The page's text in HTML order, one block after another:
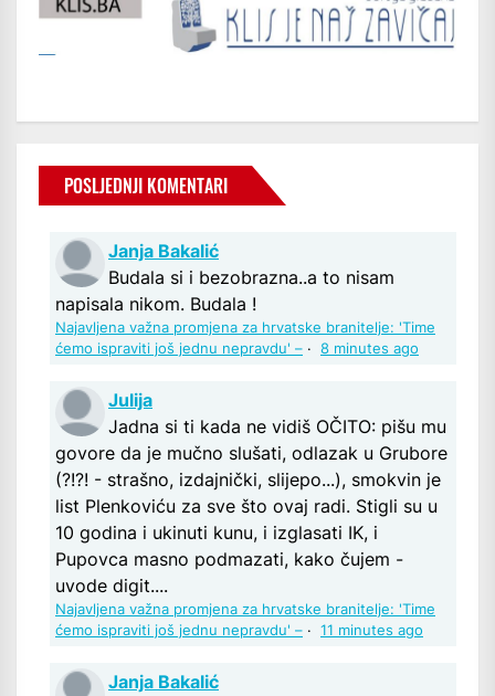
POSLJEDNJI KOMENTARI
Janja Bakalić
Budala si i bezobrazna..a to nisam
napisala nikom. Budala !
Najavljena važna promjena za hrvatske branitelje: 'Time
ćemo ispraviti još jednu nepravdu' – · 8 minutes ago
Julija
Jadna si ti kada ne vidiš OČITO: pišu mu
govore da je mučno slušati, odlazak u Grubore
(?!?! - strašno, izdajnički, slijepo...), smokvin je
list Plenkoviću za sve što ovaj radi. Stigli su u
10 godina i ukinuti kunu, i izglasati IK, i
Pupovca masno podmazati, kako čujem -
uvode digit....
Najavljena važna promjena za hrvatske branitelje: 'Time
ćemo ispraviti još jednu nepravdu' – · 11 minutes ago
Janja Bakalić